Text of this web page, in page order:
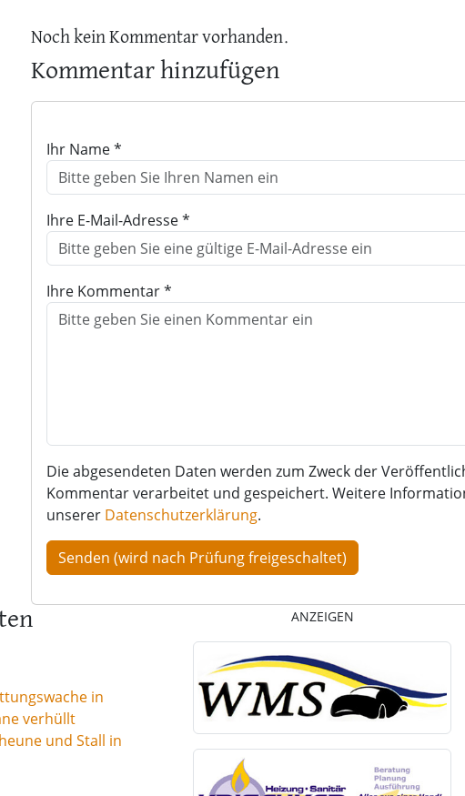
Noch kein Kommentar vorhanden.
Kommentar hinzufügen
Ihr Name *
Ihre E-Mail-Adresse *
Ihre Kommentar *
Die abgesendeten Daten werden zum Zweck der
Kommentar verarbeitet und gespeichert. Weitere
unserer Datenschutzerklärung.
in
verhüllt
und Stall in
ANZEIGEN